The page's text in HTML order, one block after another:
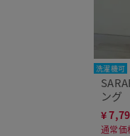
洗濯機可
ング
¥
通常価